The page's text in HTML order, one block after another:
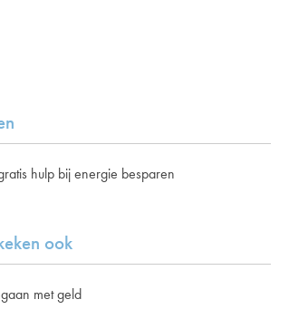
hulp bij energie besparen
ook
met geld